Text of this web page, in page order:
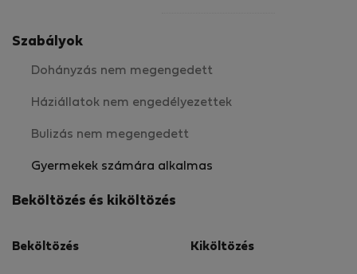
Szabályok
Dohányzás nem megengedett
Háziállatok nem engedélyezettek
Bulizás nem megengedett
Gyermekek számára alkalmas
Beköltözés és kiköltözés
Beköltözés Kiköltözés